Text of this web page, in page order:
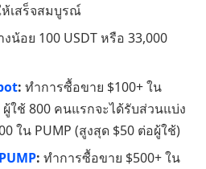
ห้เสร็จสมบูรณ์
น้อย 100 USDT หรือ 33,000
: ทำการซื้อขาย $100+ ใน
ใช้ 800 คนแรกจะได้รับส่วนแบ่ง
ใน PUMP (สูงสุด $50 ต่อผู้ใช้)
: ทำการซื้อขาย $500+ ใน